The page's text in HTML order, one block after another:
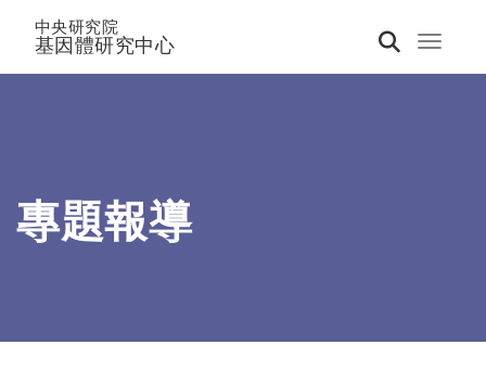
Toggle
中央研究院
基因體研究中心
專題報導